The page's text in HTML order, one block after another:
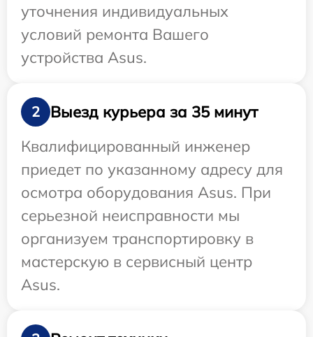
уточнения индивидуальных
условий ремонта Вашего
устройства Asus.
2
Выезд курьера за 35 минут
Квалифицированный инженер
приедет по указанному адресу для
осмотра оборудования Asus. При
серьезной неисправности мы
организуем транспортировку в
мастерскую в сервисный центр
Asus.